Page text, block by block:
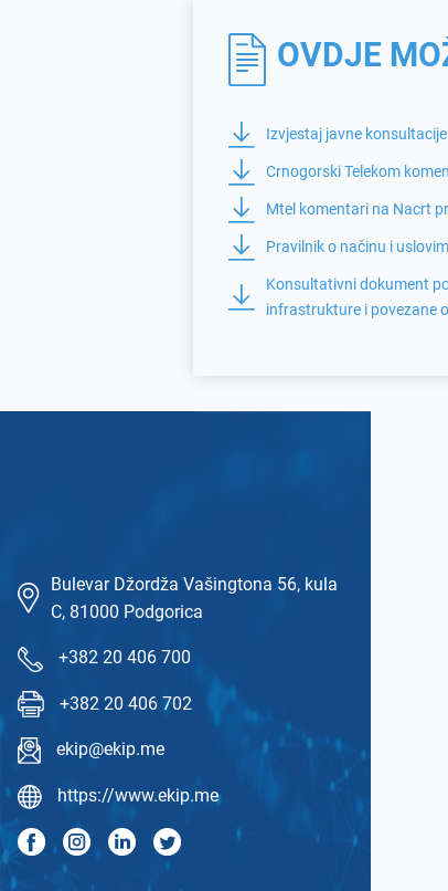
OVDJE
Izvjestaj javne konsultacije
Crnogorski Telekom
Mtel komentari na Nacrt
Pravilnik o načinu i
Konsultativni dokument
infrastrukture i povezane
Bulevar Džordža Vašingtona 56, kula
C, 81000 Podgorica
+382 20 406 700
+382 20 406 702
ekip@ekip.me
https://www.ekip.me